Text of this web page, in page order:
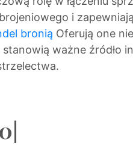
i
bronią Oferują one
ważne źródło